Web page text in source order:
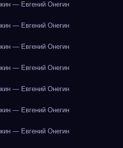
— Евгений Онегин
— Евгений Онегин
— Евгений Онегин
— Евгений Онегин
— Евгений Онегин
— Евгений Онегин
— Евгений Онегин